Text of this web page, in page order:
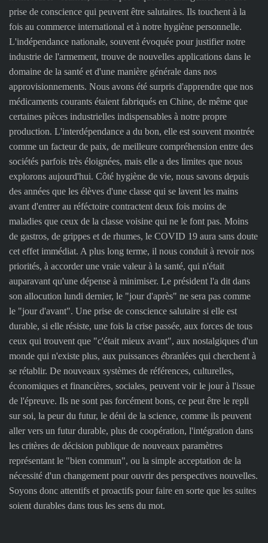
prise de conscience qui peuvent être salutaires. Ils touchent à la
fois au commerce international et à notre hygiène personnelle.
L'indépendance nationale, souvent évoquée pour justifier notre
industrie de l'armement, trouve de nouvelles applications dans le
domaine de la santé et d'une manière générale dans nos
approvisionnements. Nous avons été surpris d'apprendre que nos
médicaments courants étaient fabriqués en Chine, de même que
certaines pièces industrielles indispensables à notre propre
production. L'interdépendance a du bon, elle est souvent montrée
comme un facteur de paix, de meilleure compréhension entre des
sociétés parfois très éloignées, mais elle a des limites que nous
explorons aujourd'hui. Côté hygiène de vie, nous savons depuis
des années que les élèves d'une classe qui se lavent les mains
avant d'entrer au réféctoire contractent deux fois moins de
maladies que ceux de la classe voisine qui ne le font pas. Moins
de gastros, de grippes et de rhumes, le COVID 19 aura sans doute
cet effet immédiat. A plus long terme, il nous conduit à revoir nos
priorités, à accorder une vraie valeur à la santé, qui n'était
auparavant qu'une dépense à minimiser. Le président l'a dit dans
son allocution lundi dernier, le "jour d'après" ne sera pas comme
le "jour d'avant". Une prise de conscience salutaire si elle est
durable, si elle résiste, une fois la crise passée, aux forces de tous
ceux qui trouvent que "c'était mieux avant", aux nostalgiques d'un
monde qui n'existe plus, aux puissances ébranlées qui cherchent à
se rétablir. De nouveaux systèmes de références, culturelles,
économiques et financières, sociales, peuvent voir le jour à l'issue
de l'épreuve. Ils ne sont pas forcément bons, ce peut être le repli
sur soi, la peur du futur, le déni de la science, comme ils peuvent
aller vers un futur durable, plus de coopération, l'intégration dans
les critères de décision publique de nouveaux paramètres
représentant le "bien commun", ou la simple acceptation de la
nécessité d'un changement pour ouvrir des perspectives nouvelles.
Soyons donc attentifs et proactifs pour faire en sorte que les suites
soient durables dans tous les sens du mot.